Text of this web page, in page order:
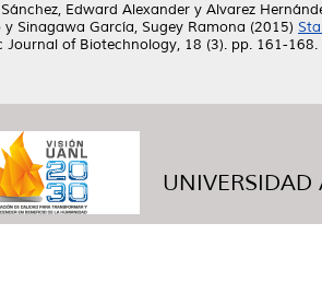
Edward Alexander y Alvarez
y Sinagawa García, Sugey Ramona (2015)
Journal of Biotechnology, 18 (3). pp. 161-168.